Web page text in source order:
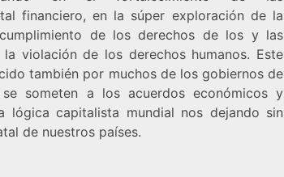
financiero, en la súper exploración de la
de los derechos de los y las
violación de los derechos humanos. Este
también por muchos de los gobiernos de
se someten a los acuerdos económicos y
lógica capitalista mundial nos dejando sin
de nuestros países.